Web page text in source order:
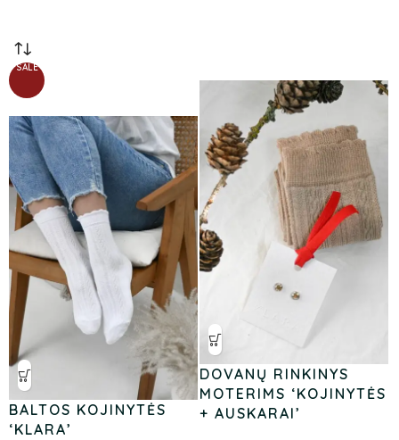
SALE
BALTOS KOJINYTĖS
‘KLARA’
DOVANŲ RINKINYS
MOTERIMS ‘KOJINYTĖS
+ AUSKARAI’